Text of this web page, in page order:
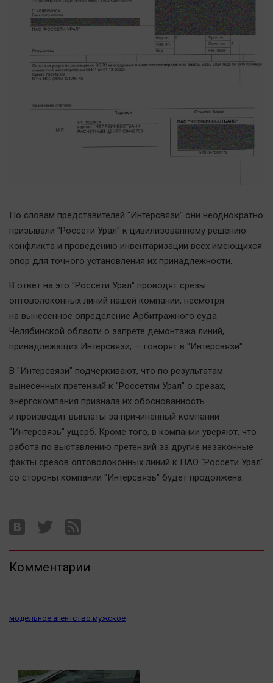
По словам представителей "Интерсвязи" они неоднократно
призывали "Россети Урал" к цивилизованному решению
конфликта и проведению инвентаризации всех имеющихся
опор для точного установления их принадлежности.
В ответ на это "Россети Урал" проводят срезы
оптоволоконных линий нашей компании, несмотря
на вынесенное определение Арбитражного суда
Челябинской области о запрете демонтажа линий,
принадлежащих Интерсвязи, — говорят в "Интерсвязи".
В "Интерсвязи" подчеркивают, что по результатам
вынесенных претензий к "Россетям Урал" о срезах,
энергокомпания признала их обоснованность
и производит выплаты за причинённый компании
"Интерсвязь" ущерб. Кроме того, в компании уверяют, что
работа по выставлению претензий за другие незаконные
факты срезов оптоволоконных линий к ПАО "Россети Урал"
со стороны компании "Интерсвязь" будет продолжена.
Комментарии
модельное агентство мужское